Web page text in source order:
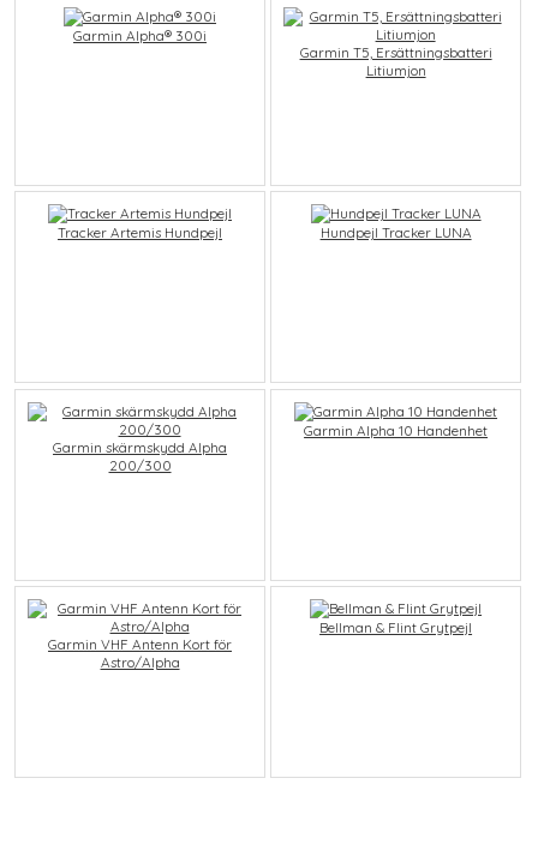
Garmin Alpha® 300i
Garmin T5, Ersättningsbatteri
Litiumjon
Tracker Artemis Hundpejl Hundpejl Tracker LUNA
Garmin skärmskydd Alpha
200/300
Garmin Alpha 10 Handenhet
Garmin VHF Antenn Kort för
Astro/Alpha
Bellman & Flint Grytpejl